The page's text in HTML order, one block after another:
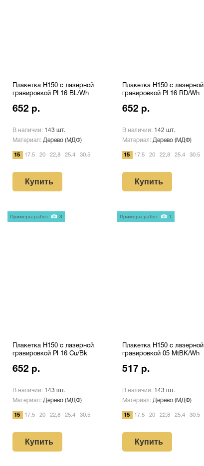
Плакетка H150 с лазерной
гравировкой PI 16 BL/Wh
652 р.
В наличии: 143 шт.
Материал: Дерево (МДФ)
15 17.5 20 22,8 25.4 30.5
Купить
Плакетка H150 с лазерной
гравировкой Pl 16 RD/Wh
652 р.
В наличии: 142 шт.
Материал: Дерево (МДФ)
15 17.5 20 22,8 25.4 30.5
Купить
Плакетка H150 с лазерной
гравировкой Pl 16 Cu/Bk
652 р.
В наличии: 143 шт.
Материал: Дерево (МДФ)
15 17.5 20 22,8 25.4 30.5
Купить
Примеры работ 3
Плакетка H150 с лазерной
гравировкой 05 MtBK/Wh
517 р.
В наличии: 143 шт.
Материал: Дерево (МДФ)
15 17.5 20 22,8 25.4 30.5
Купить
Примеры работ 1